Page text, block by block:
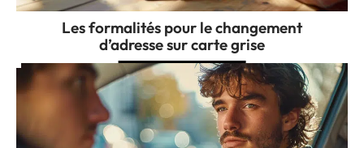
Les formalités pour le changement
d’adresse sur carte grise